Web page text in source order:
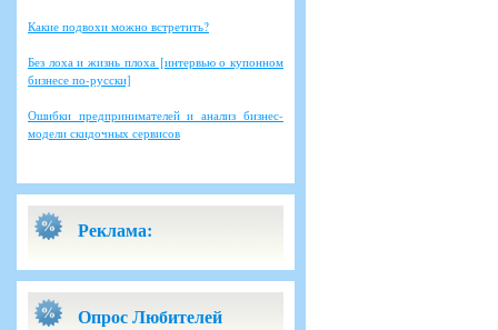
Какие подвохи можно встретить?
Без лоха и жизнь плоха [интервью о купонном
бизнесе по-русски]
Ошибки предпринимателей и анализ бизнес-
модели скидочных сервисов
Реклама:
Опрос Любителей